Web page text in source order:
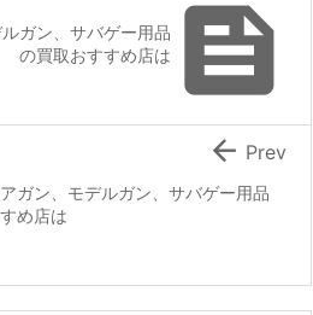

ガン、サバゲー用品
の買取おすすめ店は
ガン、モデルガン、サバゲー用品
め店は
 Prev